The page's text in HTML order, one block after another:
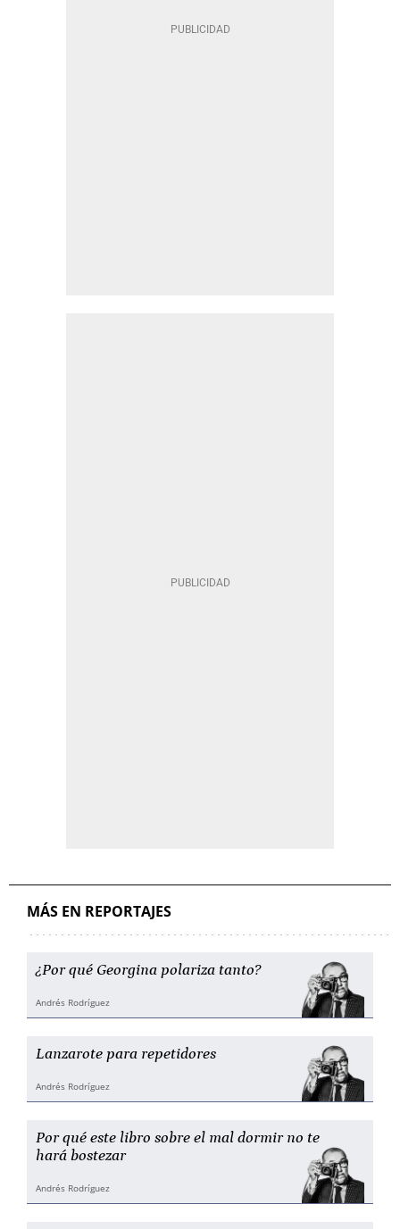
MÁS EN REPORTAJES
¿Por qué Georgina polariza tanto?
Andrés Rodríguez
Lanzarote para repetidores
Andrés Rodríguez
Por qué este libro sobre el mal dormir no te
hará bostezar
Andrés Rodríguez